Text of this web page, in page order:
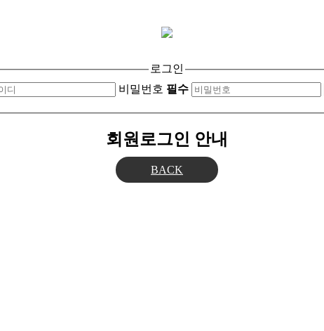
로그인
비밀번호 필수
회원로그인 안내
BACK